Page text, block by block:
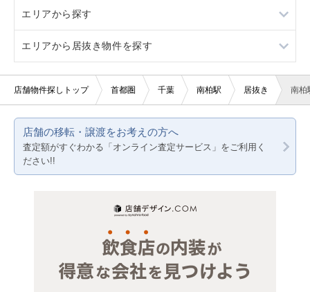
駐車場あり
看板取り付け可
20坪以下
3階以上
軽飲食
バー・クラブ
美容室・理容室
医療・歯科・クリニック
物販・小売
ジム・教室・スタジオ
その他サービス・その他
カフェ
エリアから探す
東京23区
東京都下
千葉
埼玉
エリアから居抜き物件を探す
東京23区
神奈川
千葉
店舗物件探しトップ 首都圏 千葉 南柏駅 居抜き 南柏
店舗の移転・譲渡をお考えの方へ
査定額がすぐわかる「オンライン査定サービス」をご利用く
ださい!!